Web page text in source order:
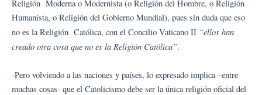
Religión Moderna o Modernista (o Religión del Hombre, o Religión
Humanista, o Religión del Gobierno Mundial), pues sin duda que eso
no es la Religión Católica, con el Concilio Vaticano II “ellos han
creado otra cosa que no es la Religión Católica”.
-Pero volviendo a las naciones y países, lo expresado implica –entre
muchas cosas- que el Catolicismo debe ser la única religión oficial del